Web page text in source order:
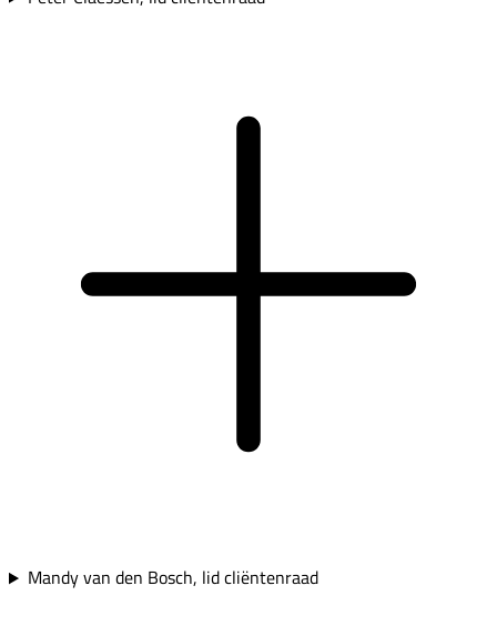
Mandy van den Bosch, lid cliëntenraad